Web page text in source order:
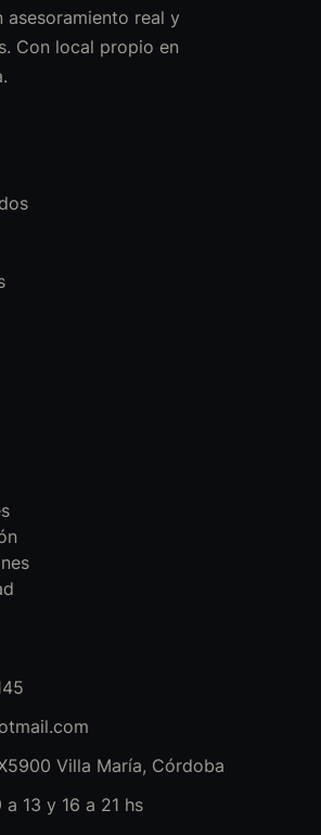
asesoramiento real y
Con local propio en
Villa María, Córdoba
13 y 16 a 21 hs